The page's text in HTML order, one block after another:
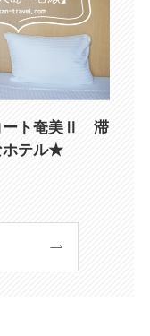
ート奄美Ⅱ 滞
ホテル★